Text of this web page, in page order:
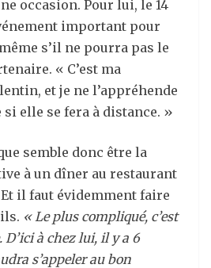
occasion. Pour lui, le 14
important pour
s’il ne pourra pas le
« C’est ma
et je ne l’appréhende
si elle se fera à distance. »
semble donc être la
à un dîner au restaurant
il faut évidemment faire
« Le plus compliqué, c’est
à chez lui, il y a 6
s’appeler au bon